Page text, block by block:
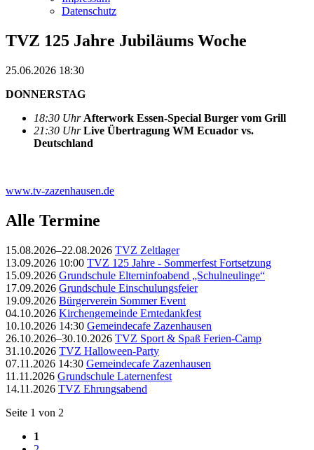
Datenschutz
TVZ 125 Jahre Jubiläums Woche
25.06.2026 18:30
DONNERSTAG
18:30 Uhr Afterwork Essen-Special Burger vom Grill
21:30 UhrLive Übertragung WM Ecuador vs.
Deutschland
www.tv-zazenhausen.de
Alle Termine
15.08.2026–22.08.2026 TVZ Zeltlager
13.09.2026 10:00 TVZ 125 Jahre - Sommerfest Fortsetzung
15.09.2026 Grundschule Elterninfoabend „Schulneulinge“
17.09.2026 Grundschule Einschulungsfeier
19.09.2026 Bürgerverein Sommer Event
04.10.2026 Kirchengemeinde Erntedankfest
10.10.2026 14:30 Gemeindecafe Zazenhausen
26.10.2026–30.10.2026 TVZ Sport & Spaß Ferien-Camp
31.10.2026 TVZ Halloween-Party
07.11.2026 14:30 Gemeindecafe Zazenhausen
11.11.2026 Grundschule Laternenfest
14.11.2026 TVZ Ehrungsabend
Seite 1 von 2
1